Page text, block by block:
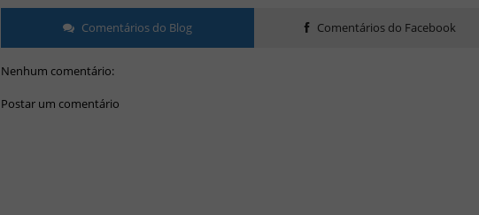
Comentários do Blog Comentários do Facebook
Nenhum comentário:
Postar um comentário